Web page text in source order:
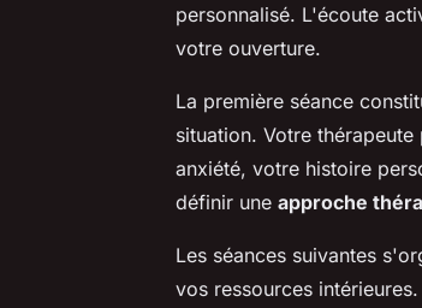
personnalisé. L'écoute
votre ouverture.
La première séance
situation. Votre
anxiété, votre histoire
définir une approche
Les séances suivantes
vos ressources